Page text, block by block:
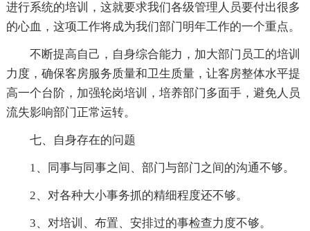
进行系统的培训，这就要求我们各级管理人员要付出很多
的心血，这项工作将成为我们部门明年工作的一个重点。
不断提高自己，自身综合能力，加大部门员工的培训
力度，确保客房服务质量和卫生质量，让客房整体水平提
高一个台阶，加强轮岗培训，培养部门多面手，避免人员
流失影响部门正常运转。
七、自身存在的问题
1、同事与同事之间、部门与部门之间的沟通不够。
2、对各种大小事务抓的精细程度还不够。
3、对培训、布置、安排过的事检查力度不够。